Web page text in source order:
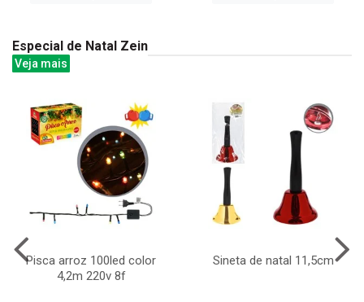
Especial de Natal Zein
Veja mais
Pisca arroz 100led color
4,2m 220v 8f
Sineta de natal 11,5cm